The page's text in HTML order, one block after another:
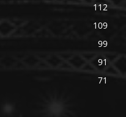
112
109
99
91
71